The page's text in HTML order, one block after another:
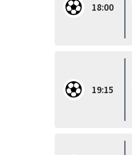
18:00
19:15